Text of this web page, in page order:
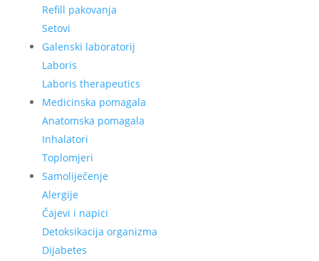
Refill pakovanja
Setovi
Galenski laboratorij
Laboris
Laboris therapeutics
Medicinska pomagala
Anatomska pomagala
Inhalatori
Toplomjeri
Samoliječenje
Alergije
Čajevi i napici
Detoksikacija organizma
Dijabetes